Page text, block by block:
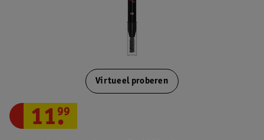
Virtueel proberen
11.
99